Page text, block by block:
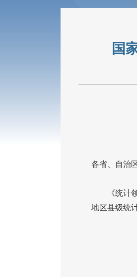
国
各省、自治
《统计
地区县级统